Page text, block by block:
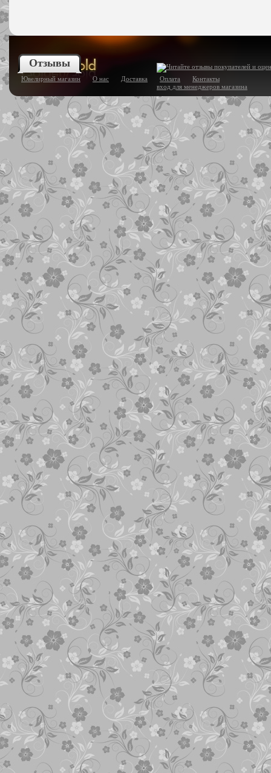
Отзывы
Ювелирный магазин О нас Доставка Оплата
Контакты
вход для менеджеров магазина